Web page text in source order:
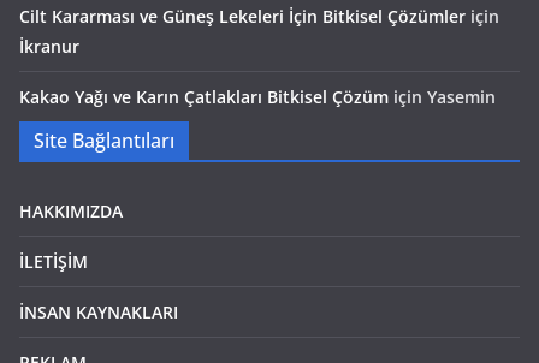
Cilt Kararması ve Güneş Lekeleri İçin Bitkisel Çözümler için
İkranur
Kakao Yağı ve Karın Çatlakları Bitkisel Çözüm için Yasemin
Site Bağlantıları
HAKKIMIZDA
İLETİŞİM
İNSAN KAYNAKLARI